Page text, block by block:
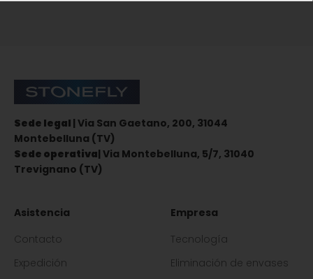
Stonefly Shop
Sede legal | Via San Gaetano, 200, 31044
Montebelluna (TV)
Sede operativa| Via Montebelluna, 5/7, 31040
Trevignano (TV)
Asistencia
Contacto
Expedición
Empresa
Tecnología
Eliminación de envases